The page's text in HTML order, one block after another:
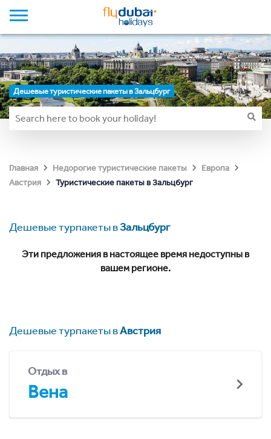
Дешевые туристические пакеты в Зальцбург
Главная Недорогие туристические пакеты
Европа
Австрия
Туристические пакеты в Зальцбург
Дешевые турпакеты вЗальцбург
Эти предложения в настоящее время недоступны в
вашем регионе.
Дешевые турпакеты вАвстрия
Отдых в
Вена